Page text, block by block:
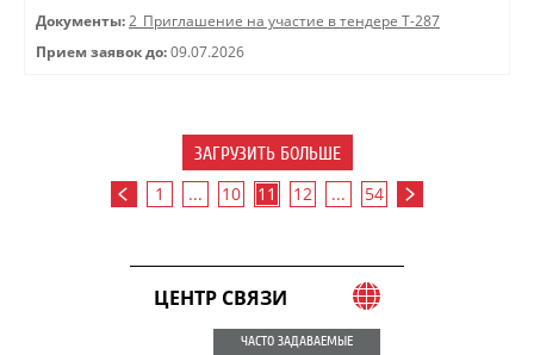
Документы: 2_Приглашение на участие в тендере Т-287
Прием заявок до: 09.07.2026
ЗАГРУЗИТЬ БОЛЬШЕ
1 ... 10 11 12 ... 54
ЦЕНТР СВЯЗИ
ЧАСТО ЗАДАВАЕМЫЕ